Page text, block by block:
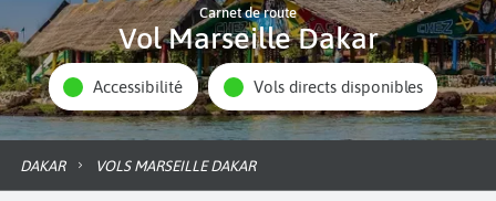
Carnet de route
Vol Marseille Dakar
Accessibilité Vols directs disponibles
DAKAR VOLS MARSEILLE DAKAR